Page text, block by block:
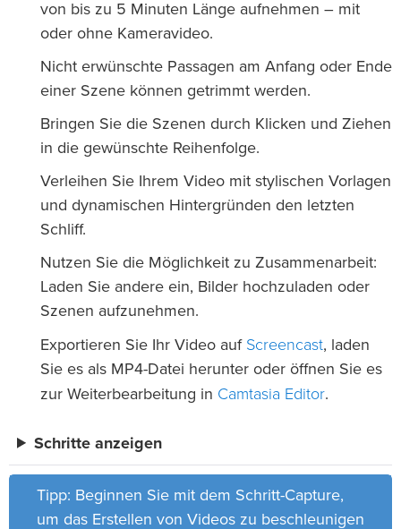
von bis zu 5 Minuten Länge aufnehmen – mit
oder ohne Kameravideo.
Nicht erwünschte Passagen am Anfang oder Ende
einer Szene können getrimmt werden.
Bringen Sie die Szenen durch Klicken und Ziehen
in die gewünschte Reihenfolge.
Verleihen Sie Ihrem Video mit stylischen Vorlagen
und dynamischen Hintergründen den letzten
Schliff.
Nutzen Sie die Möglichkeit zu Zusammenarbeit:
Laden Sie andere ein, Bilder hochzuladen oder
Szenen aufzunehmen.
Exportieren Sie Ihr Video auf Screencast, laden
Sie es als MP4-Datei herunter oder öffnen Sie es
zur Weiterbearbeitung in Camtasia Editor.
Schritte anzeigen
Tipp: Beginnen Sie mit dem Schritt-Capture,
um das Erstellen von Videos zu beschleunigen